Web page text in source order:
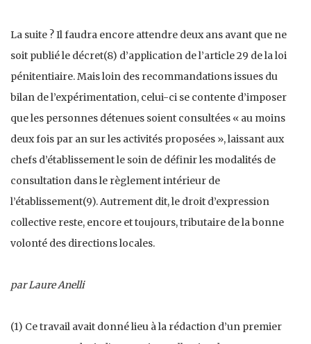
La suite ? Il faudra encore attendre deux ans avant que ne
soit publié le décret(8) d’application de l’article 29 de la loi
pénitentiaire. Mais loin des recommandations issues du
bilan de l’expérimentation, celui-ci se contente d’imposer
que les personnes détenues soient consultées « au moins
deux fois par an sur les activités proposées », laissant aux
chefs d’établissement le soin de définir les modalités de
consultation dans le règlement intérieur de
l’établissement(9). Autrement dit, le droit d’expression
collective reste, encore et toujours, tributaire de la bonne
volonté des directions locales.
par Laure Anelli
(1) Ce travail avait donné lieu à la rédaction d’un premier